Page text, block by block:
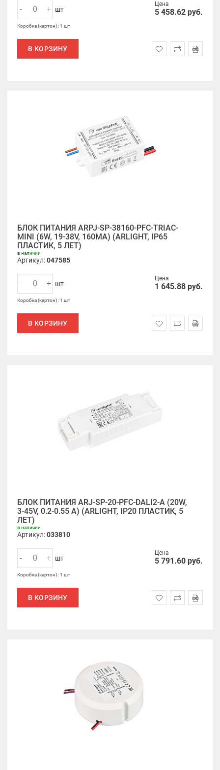
Цена
5 458.62 руб.
- + шт
Коробка (картон) : 1 шт
В КОРЗИНУ
БЛОК ПИТАНИЯ ARPJ-SP-38160-PFC-TRIAC-
MINI (6W, 19-38V, 160MA) (ARLIGHT, IP65
ПЛАСТИК, 5 ЛЕТ)
в наличии
Артикул:047585
Цена
1 645.88 руб.
- + шт
Коробка (картон) : 1 шт
В КОРЗИНУ
БЛОК ПИТАНИЯ ARJ-SP-20-PFC-DALI2-A (20W,
3-45V, 0.2-0.55 A) (ARLIGHT, IP20 ПЛАСТИК, 5
ЛЕТ)
в наличии
Артикул:033810
Цена
5 791.60 руб.
- + шт
Коробка (картон) : 1 шт
В КОРЗИНУ